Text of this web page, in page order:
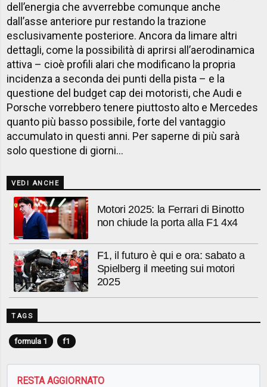
dell’energia che avverrebbe comunque anche
dall’asse anteriore pur restando la trazione
esclusivamente posteriore. Ancora da limare altri
dettagli, come la possibilità di aprirsi all’aerodinamica
attiva – cioè profili alari che modificano la propria
incidenza a seconda dei punti della pista – e la
questione del budget cap dei motoristi, che Audi e
Porsche vorrebbero tenere piuttosto alto e Mercedes
quanto più basso possibile, forte del vantaggio
accumulato in questi anni. Per saperne di più sarà
solo questione di giorni…
VEDI ANCHE
Motori 2025: la Ferrari di Binotto
non chiude la porta alla F1 4x4
F1, il futuro è qui e ora: sabato a
Spielberg il meeting sui motori
2025
TAGS
formula 1 f1
RESTA AGGIORNATO